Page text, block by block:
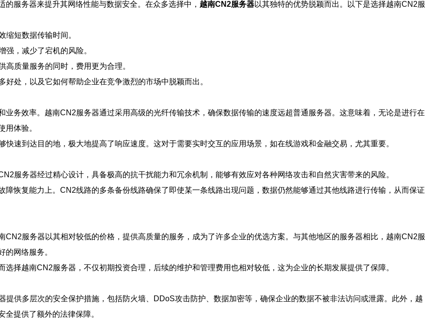
服务器来提升其网络性能与数据安全。在众多选择中， 越南CN2服务器以其独特的优势脱颖而出。以下是选择越南CN2服
缩短数据传输时间。
强，减少了宕机的风险。
质量服务的同时，费用更为合理。
处，以及它如何帮助企业在竞争激烈的市场中脱颖而出。
业务效率。越南CN2服务器通过采用高级的光纤传输技术，确保数据传输的速度远超普通服务器。这意味着，无论是进行在
用体验。
速到达目的地，极大地提高了响应速度。这对于需要实时交互的应用场景，如在线游戏和金融交易，尤其重要。
服务器经过精心设计，具备极高的抗干扰能力和冗余机制，能够有效应对各种网络攻击和自然灾害带来的风险。
恢复能力上。CN2线路的多条备份线路确保了即使某一条线路出现问题，数据仍然能够通过其他线路进行传输，从而保证
服务器以其相对较低的价格，提供高质量的服务，成为了许多企业的优选方案。与其他地区的服务器相比，越南CN2服
的网络服务。
择越南CN2服务器，不仅初期投资合理，后续的维护和管理费用也相对较低，这为企业的长期发展提供了保障。
供多层次的安全保护措施，包括防火墙、DDoS攻击防护、数据加密等，确保企业的数据不被非法访问或泄露。此外，越
提供了额外的法律保障。